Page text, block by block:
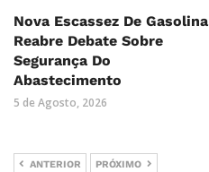
Nova Escassez De Gasolina
Reabre Debate Sobre
Segurança Do
Abastecimento
5 de Agosto, 2026
ANTERIOR PRÓXIMO